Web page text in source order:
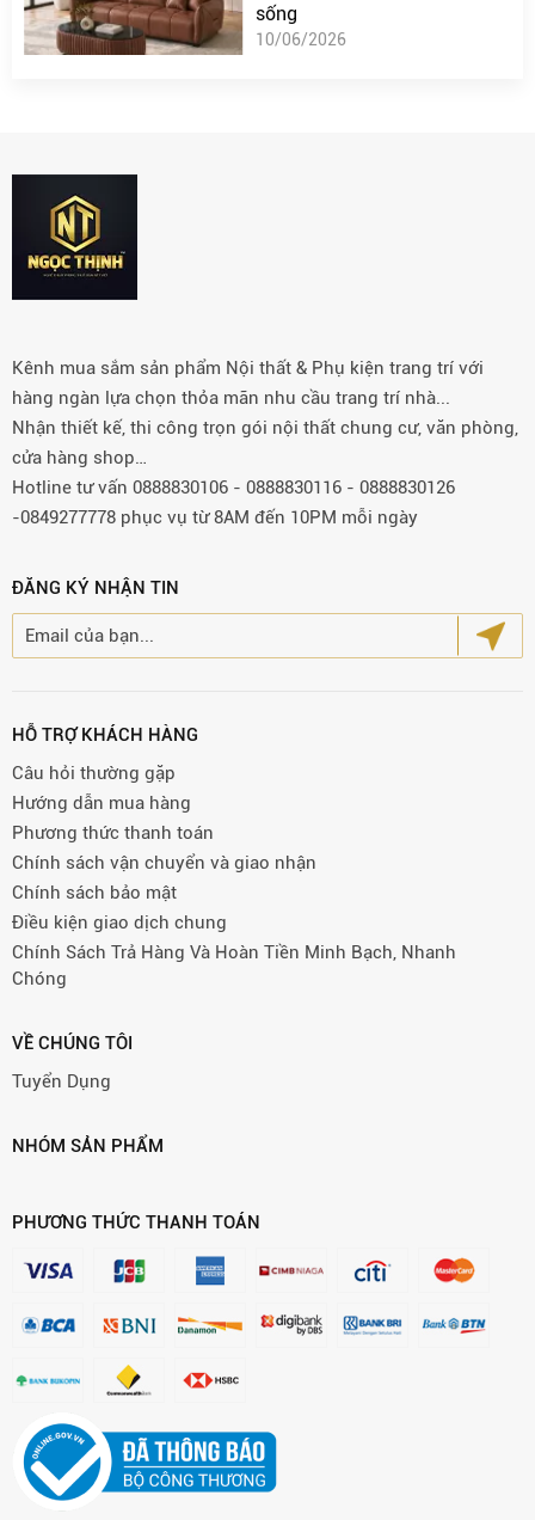
sống
10/06/2026
Kênh mua sắm sản phẩm Nội thất & Phụ kiện trang trí với
hàng ngàn lựa chọn thỏa mãn nhu cầu trang trí nhà...
Nhận thiết kế, thi công trọn gói nội thất chung cư, văn phòng,
cửa hàng shop…
Hotline tư vấn 0888830106 - 0888830116 - 0888830126
-0849277778 phục vụ từ 8AM đến 10PM mỗi ngày
ĐĂNG KÝ NHẬN TIN
HỖ TRỢ KHÁCH HÀNG
Câu hỏi thường gặp
Hướng dẫn mua hàng
Phương thức thanh toán
Chính sách vận chuyển và giao nhận
Chính sách bảo mật
Điều kiện giao dịch chung
Chính Sách Trả Hàng Và Hoàn Tiền Minh Bạch, Nhanh
Chóng
VỀ CHÚNG TÔI
Tuyển Dụng
NHÓM SẢN PHẨM
PHƯƠNG THỨC THANH TOÁN